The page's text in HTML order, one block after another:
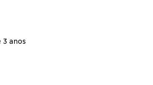
3 anos